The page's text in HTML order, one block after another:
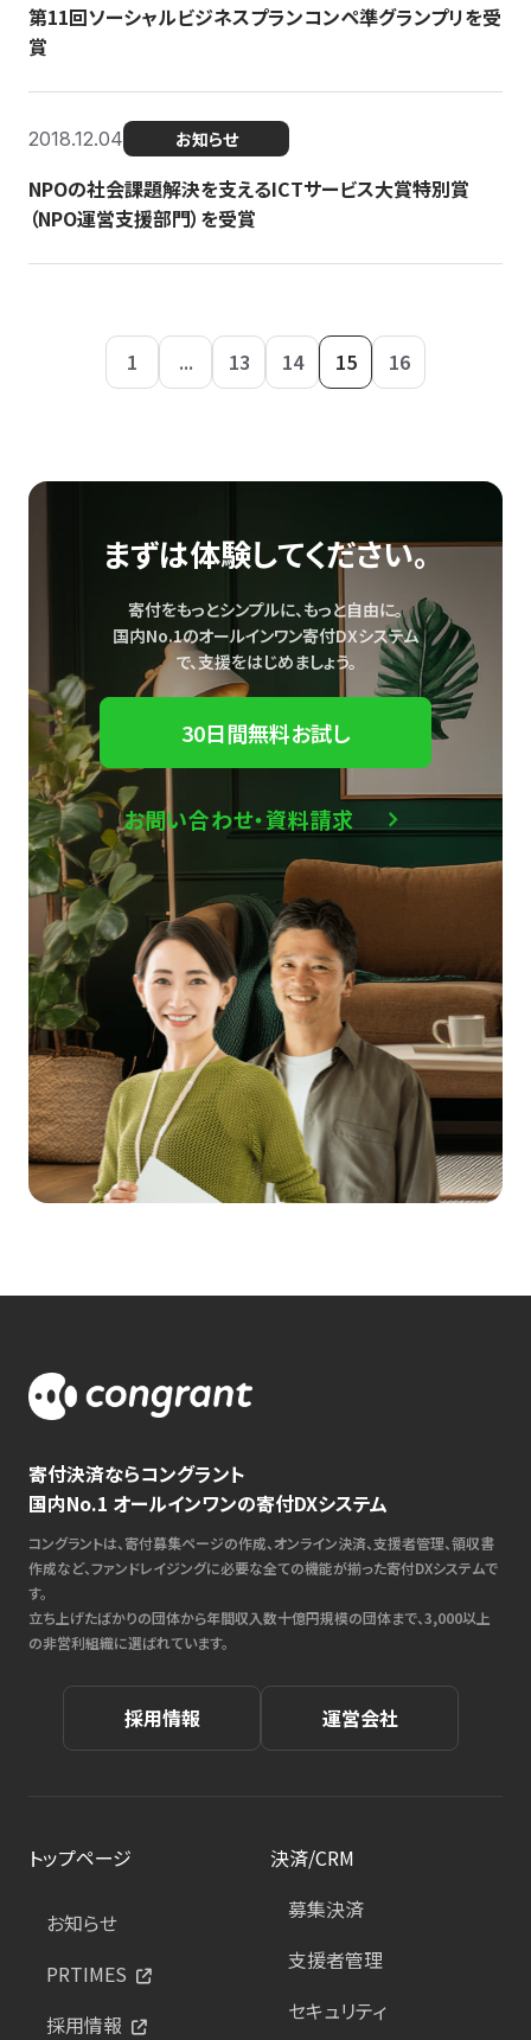
第11回ソーシャルビジネスプランコンペ準グランプリを受
賞
2018.12.04 お知らせ
NPOの社会課題解決を支えるICTサービス大賞特別賞
（NPO運営支援部門）を受賞
1 ... 13 14 15 16
まずは体験してください。
寄付をもっとシンプルに、もっと自由に。
国内No.1のオールインワン寄付DXシステム
で、支援をはじめましょう。
30日間無料お試し
お問い合わせ・資料請求
寄付決済ならコングラント
国内No.1 オールインワンの寄付DXシステム
コングラントは、寄付募集ページの作成、オンライン決済、支援者管理、領収書
作成など、ファンドレイジングに必要な全ての機能が揃った寄付DXシステムで
す。
立ち上げたばかりの団体から年間収入数十億円規模の団体まで、3,000以上
の非営利組織に選ばれています。
採用情報 運営会社
トップページ
お知らせ
PRTIMES
採用情報
決済/CRM
募集決済
支援者管理
セキュリティ